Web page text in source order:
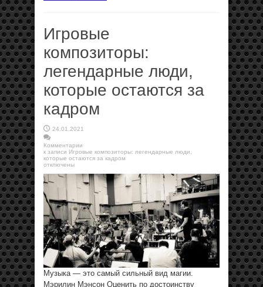
Игровые
композиторы:
легендарные люди,
которые остаются за
кадром
24.01.2021
Комментарии
к записи Игровые композиторы: легендарные люди,
которые остаются за кадром
отключены
Музыка — это самый сильный вид магии.
Мэрилин Мэнсон Оценить по достоинству